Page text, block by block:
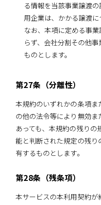
る情報を当該事業譲渡
用企業は、かかる譲渡に
なお、本項に定める事
らず、会社分割その他
ものとします。
第27条（分離性）
本規約のいずれかの条項
の他の法令等により無効
あっても、本規約の残り
能と判断された規定の残り
有するものとします。
第28条（残条項）
本サービスの本利用契約